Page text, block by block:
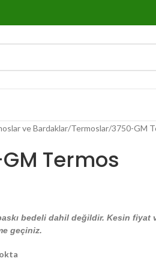
ve Bardaklar Termoslar 3750-GM
Termos
bedeli dahil değildir. Kesin
geçiniz.